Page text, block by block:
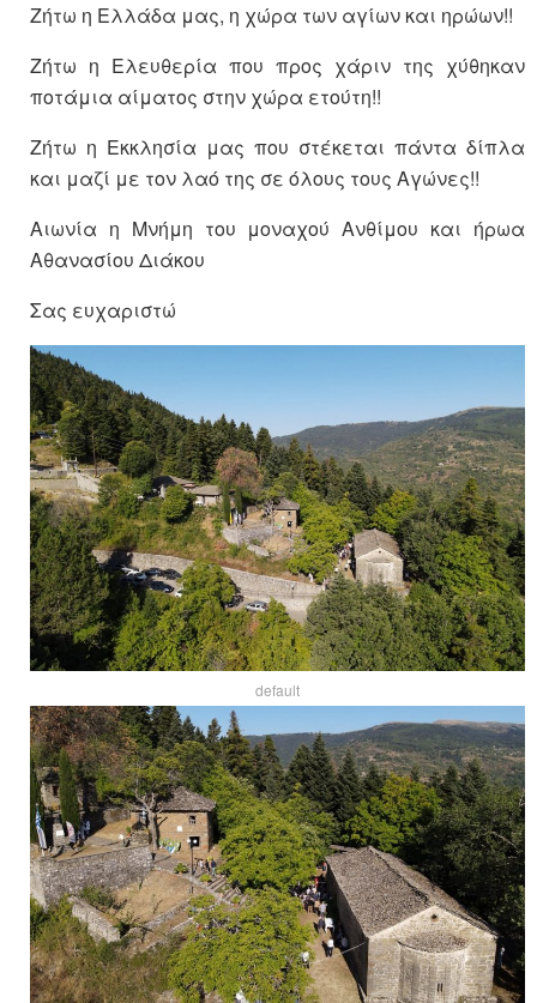
Ζήτω η Ελλάδα μας, η χώρα των αγίων και ηρώων!!
Ζήτω η Ελευθερία που προς χάριν της χύθηκαν
ποτάμια αίματος στην χώρα ετούτη!!
Ζήτω η Εκκλησία μας που στέκεται πάντα δίπλα
και μαζί με τον λαό της σε όλους τους Αγώνες!!
Αιωνία η Μνήμη του μοναχού Ανθίμου και ήρωα
Αθανασίου Διάκου
Σας ευχαριστώ
default